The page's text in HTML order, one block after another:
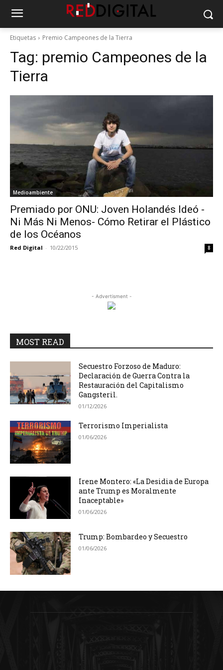
Etiquetas Premio Campeones de la Tierra
Tag: premio Campeones de la
Tierra
Medioambiente
Premiado por ONU: Joven Holandés Ideó -
Ni Más Ni Menos- Cómo Retirar el Plástico
de los Océanos
Red Digital - 10/22/2015 8
- Advertisment -
MOST READ
Secuestro Forzoso de Maduro:
Declaración de Guerra Contra la
Restauración del Capitalismo
Gangsteril.
01/12/2026
Terrorismo Imperialista
01/06/2026
Irene Montero: «La Desidia de Europa
ante Trump es Moralmente
Inaceptable»
01/06/2026
Trump: Bombardeo y Secuestro
01/06/2026